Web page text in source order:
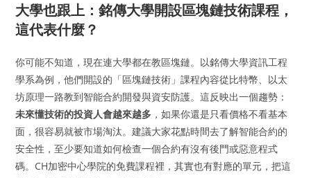
大學也跟上：銘傳大學開設區塊鏈技術課程，
這代表什麼？
你可能不知道，現在連大學都在教區塊鏈。以銘傳大學資訊工程
學系為例，他們開設的「區塊鏈技術」課程內容從比特幣、以太
坊原理一路教到智能合約開發與資安防護。這反映出一個趨勢：
未來懂技術的投資人會越來越多 ，如果你還是只看價格不看基本
面，很容易就被市場淘汰。建議大家花點時間去了解智能合約的
安全性，至少要知道如何檢查一個合約有沒有後門或惡意程式
碼。CH加密中心學院的免費課程裡，其實也有對應的單元，把這